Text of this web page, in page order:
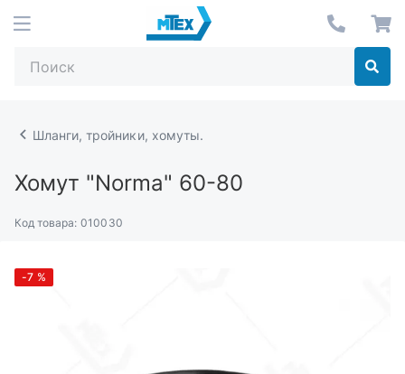
Шланги, тройники, хомуты.
Хомут "Norma" 60-80
Код товара: 010030
-7 %